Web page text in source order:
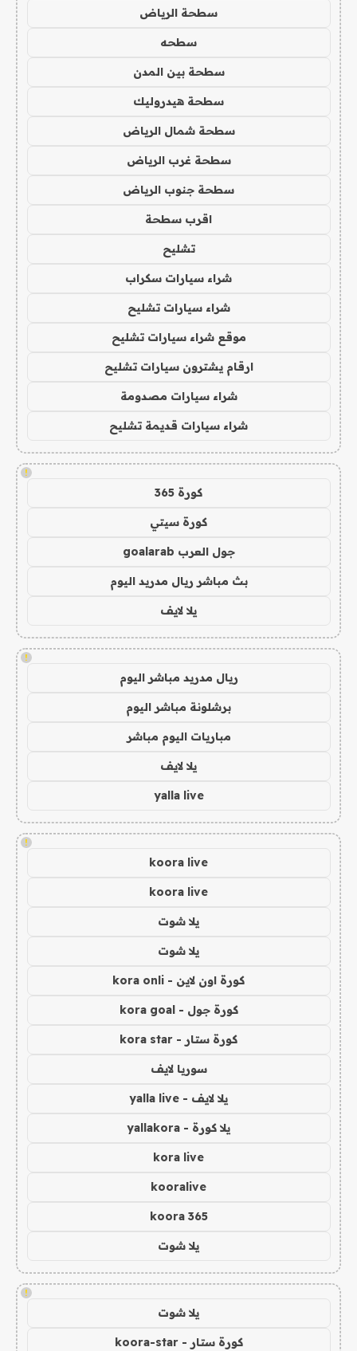
سطحة الرياض
سطحه
سطحة بين المدن
سطحة هيدروليك
سطحة شمال الرياض
سطحة غرب الرياض
سطحة جنوب الرياض
اقرب سطحة
تشليح
شراء سيارات سكراب
شراء سيارات تشليح
موقع شراء سيارات تشليح
ارقام يشترون سيارات تشليح
شراء سيارات مصدومة
شراء سيارات قديمة تشليح
!
كورة 365
كورة سيتي
جول العرب goalarab
بث مباشر ريال مدريد اليوم
يلا لايف
!
ريال مدريد مباشر اليوم
برشلونة مباشر اليوم
مباريات اليوم مباشر
يلا لايف
yalla live
!
koora live
koora live
يلا شوت
يلا شوت
كورة اون لاين - kora onli
كورة جول - kora goal
كورة ستار - kora star
سوريا لايف
يلا لايف - yalla live
يلا كورة - yallakora
kora live
kooralive
koora 365
يلا شوت
!
يلا شوت
كورة ستار - koora-star